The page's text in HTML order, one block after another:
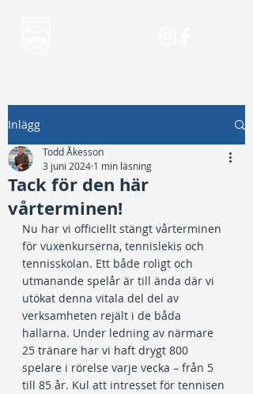
Inlägg
Tack för den här
vårterminen!
Todd Åkesson
3 juni 2024 1 min läsning
Nu har vi officiellt stängt vårterminen
för vuxenkurserna, tennislekis och
tennisskolan. Ett både roligt och
utmanande spelår är till ända där vi
utökat denna vitala del del av
verksamheten rejält i de båda
hallarna. Under ledning av närmare
25 tränare har vi haft drygt 800
spelare i rörelse varje vecka – från 5
till 85 år. Kul att intresset för tennisen